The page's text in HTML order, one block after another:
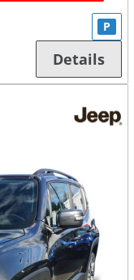
P
Details